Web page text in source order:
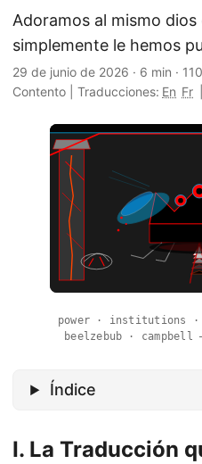
Adoramos al mismo
simplemente le hemos
29 de junio de 2026 · 6 min ·
Contento
Traducciones: En Fr
power · institutions ·
beelzebub · campbell
Índice
I. La Traducción